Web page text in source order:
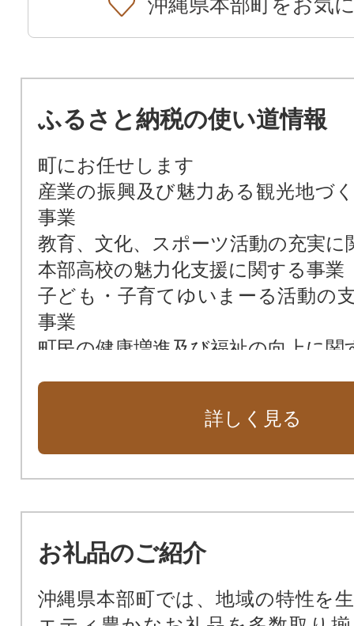
ふるさと納税の使い道情報
町にお任せします
産業の振興及び魅力ある観光地づ
事業
教育、文化、スポーツ活動の充実に
本部高校の魅力化支援に関する事業
子ども・子育てゆいまーる活動の
事業
町民の健康増進及び福祉の向上に関
自然環境の保全及び景観の維持、
事業
詳しく見る
お礼品のご紹介
沖縄県本部町では、地域の特性を